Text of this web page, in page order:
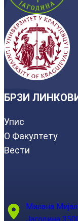
БРЗИ
Упис
О Факултету
Вести
Милана
Јагодина